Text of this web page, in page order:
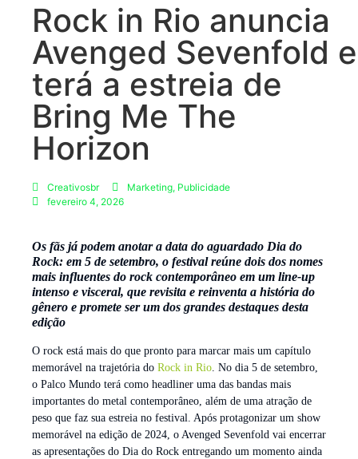
Rock in Rio anuncia
Avenged Sevenfold e
terá a estreia de
Bring Me The
Horizon
Creativosbr Marketing, Publicidade
fevereiro 4, 2026
Os fãs já podem anotar a data do aguardado Dia do
Rock: em 5 de setembro, o festival reúne dois dos nomes
mais influentes do rock contemporâneo em um line-up
intenso e visceral, que revisita e reinventa a história do
gênero e promete ser um dos grandes destaques desta
edição
O rock está mais do que pronto para marcar mais um capítulo
memorável na trajetória do Rock in Rio. No dia 5 de setembro,
o Palco Mundo terá como headliner uma das bandas mais
importantes do metal contemporâneo, além de uma atração de
peso que faz sua estreia no festival. Após protagonizar um show
memorável na edição de 2024, o Avenged Sevenfold vai encerrar
as apresentações do Dia do Rock entregando um momento ainda